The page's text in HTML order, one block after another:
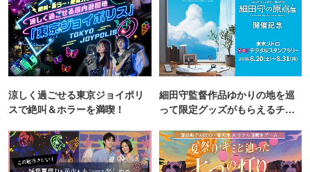
涼しく過ごせる東京ジョイポリ
スで絶叫＆ホラーを満喫！
細田守監督作品ゆかりの地を巡
って限定グッズがもらえるチャ